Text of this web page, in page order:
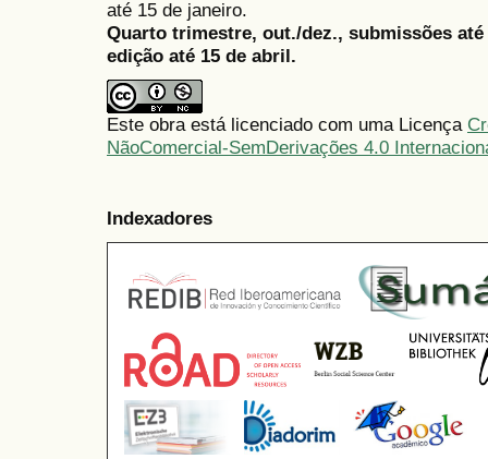
até 15 de janeiro.
Quarto trimestre, out./dez., submissões
edição até 15 de abril.
Este obra está licenciado com uma Licença
NãoComercial-SemDerivações 4.0
Indexadores